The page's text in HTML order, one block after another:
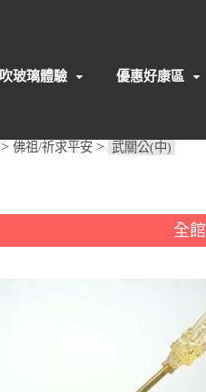
吹玻璃體驗 優惠好康區
> 佛祖/祈求平安 > 武關公(中)
全